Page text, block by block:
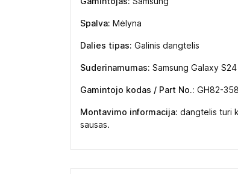
Spalva: Mėlyna
Dalies tipas: Galinis dangtelis
Suderinamumas: Samsung Galaxy S24
Gamintojo kodas / Part No.: GH82-
Montavimo informacija: dangtelis turi
sausas.